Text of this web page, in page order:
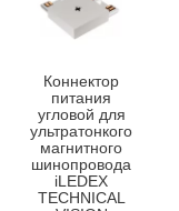
Коннектор
питания
угловой для
ультратонкого
магнитного
шинопровода
iLEDEX
TECHNICAL